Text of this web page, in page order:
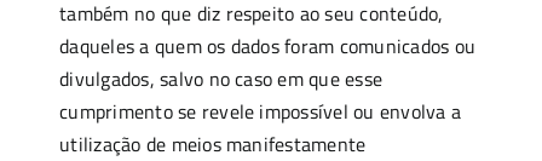
também no que diz respeito ao seu conteúdo,
daqueles a quem os dados foram comunicados ou
divulgados, salvo no caso em que esse
cumprimento se revele impossível ou envolva a
utilização de meios manifestamente